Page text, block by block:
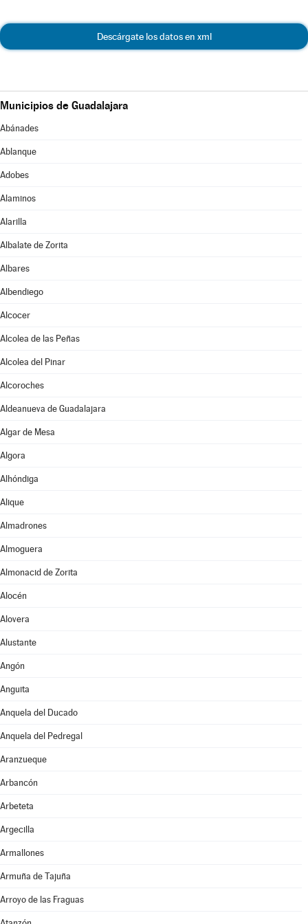
Descárgate los datos en xml
Municipios de Guadalajara
Abánades
Ablanque
Adobes
Alaminos
Alarilla
Albalate de Zorita
Albares
Albendiego
Alcocer
Alcolea de las Peñas
Alcolea del Pinar
Alcoroches
Aldeanueva de Guadalajara
Algar de Mesa
Algora
Alhóndiga
Alique
Almadrones
Almoguera
Almonacid de Zorita
Alocén
Alovera
Alustante
Angón
Anguita
Anquela del Ducado
Anquela del Pedregal
Aranzueque
Arbancón
Arbeteta
Argecilla
Armallones
Armuña de Tajuña
Arroyo de las Fraguas